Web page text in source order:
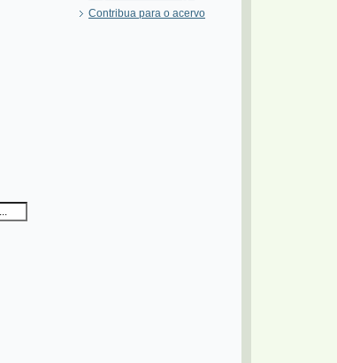
Contribua para o acervo